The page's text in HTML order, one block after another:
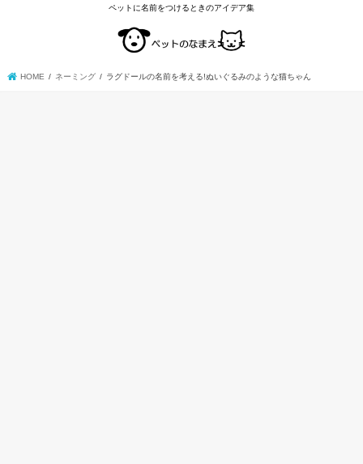
ペットに名前をつけるときのアイデア集
HOME ネーミング ラグドールの名前を考える!ぬいぐるみのような猫ちゃん